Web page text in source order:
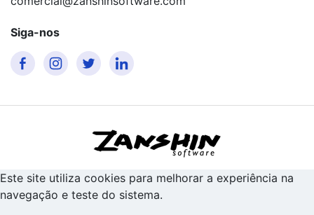
Siga-nos
Este site utiliza cookies para melhorar a experiência na
navegação e teste do sistema.